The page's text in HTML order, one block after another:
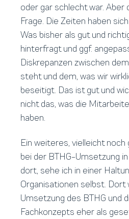
oder gar schlecht war. Aber
Frage. Die Zeiten haben
Was bisher als gut und
hinterfragt und ggf.
Diskrepanzen zwischen
steht und dem, was wir
beseitigt. Das ist gut und
nicht das, was die
haben.
Ein weiteres, vielleicht
bei der BTHG-Umsetzung
dort, sehe ich in einer
Organisationen selbst. Dort
Umsetzung des BTHG und
Fachkonzepts eher als